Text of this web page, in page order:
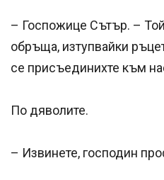
– Госпожице Сътър. –
обръща, изтупвайки
се присъединихте към
По дяволите.
– Извинете, господин